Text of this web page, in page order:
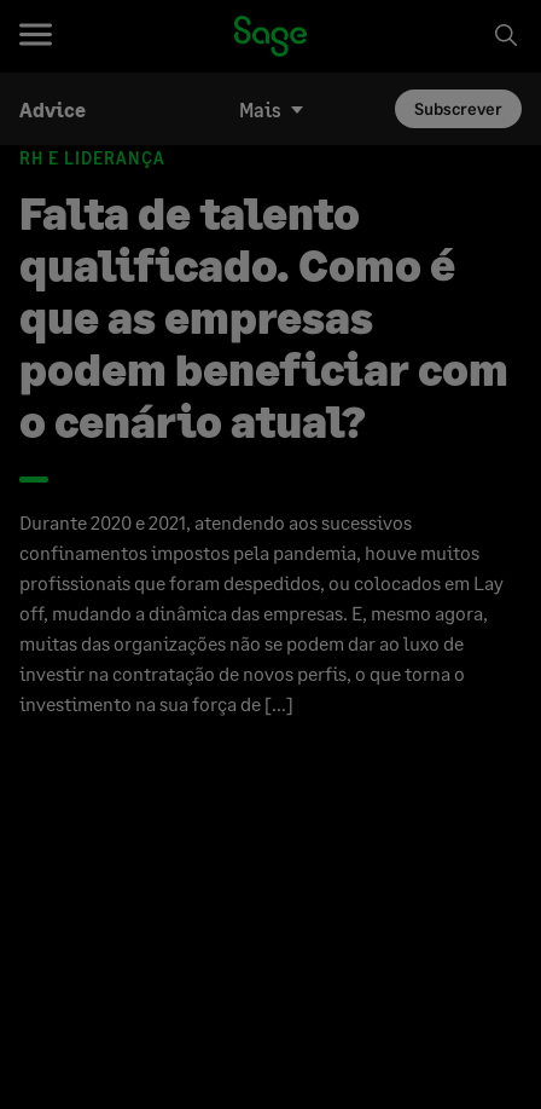
Advice Mais Subscrever
RH E LIDERANÇA
Falta de talento
qualificado. Como é
que as empresas
podem beneficiar com
o cenário atual?
Durante 2020 e 2021, atendendo aos sucessivos
confinamentos impostos pela pandemia, houve muitos
profissionais que foram despedidos, ou colocados em Lay
off, mudando a dinâmica das empresas. E, mesmo agora,
muitas das organizações não se podem dar ao luxo de
investir na contratação de novos perfis, o que torna o
investimento na sua força de […]